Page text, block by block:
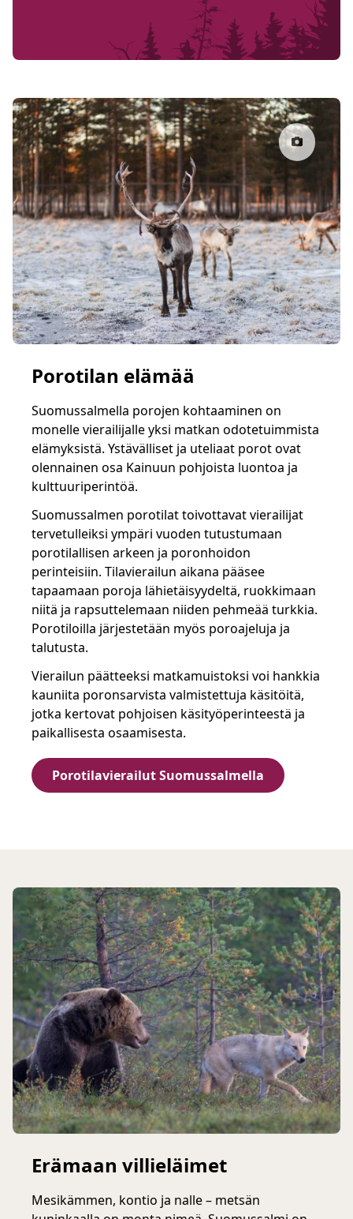
Porotilan elämää
Suomussalmella porojen kohtaaminen on
monelle vierailijalle yksi matkan odotetuimmista
elämyksistä. Ystävälliset ja uteliaat porot ovat
olennainen osa Kainuun pohjoista luontoa ja
kulttuuriperintöä.
Suomussalmen porotilat toivottavat vierailijat
tervetulleiksi ympäri vuoden tutustumaan
porotilallisen arkeen ja poronhoidon
perinteisiin. Tilavierailun aikana pääsee
tapaamaan poroja lähietäisyydeltä, ruokkimaan
niitä ja rapsuttelemaan niiden pehmeää turkkia.
Porotiloilla järjestetään myös poroajeluja ja
talutusta.
Vierailun päätteeksi matkamuistoksi voi hankkia
kauniita poronsarvista valmistettuja käsitöitä,
jotka kertovat pohjoisen käsityöperinteestä ja
paikallisesta osaamisesta.
Porotilavierailut Suomussalmella
Erämaan villieläimet
Mesikämmen, kontio ja nalle – metsän